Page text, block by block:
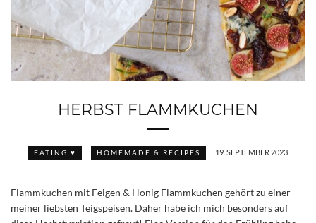
HERBST FLAMMKUCHEN
EATING ♥ HOMEMADE & RECIPES 19. SEPTEMBER 2023
Flammkuchen mit Feigen & Honig Flammkuchen gehört zu einer
meiner liebsten Teigspeisen. Daher habe ich mich besonders auf